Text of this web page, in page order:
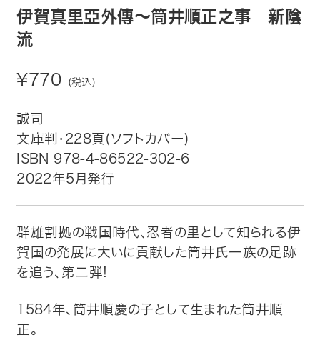
ご案内
トップ
自費出版したい方
購入方法
お問い合わせ
画像・文章の使用について
伊賀真里亞外傳～筒井順正之事 新陰
流
¥770 (税込)
誠司
文庫判・228頁(ソフトカバー)
ISBN 978-4-86522-302-6
2022年5月発行
群雄割拠の戦国時代、忍者の里として知られる伊
賀国の発展に大いに貢献した筒井氏一族の足跡
を追う、第二弾!
1584年、筒井順慶の子として生まれた筒井順
正。